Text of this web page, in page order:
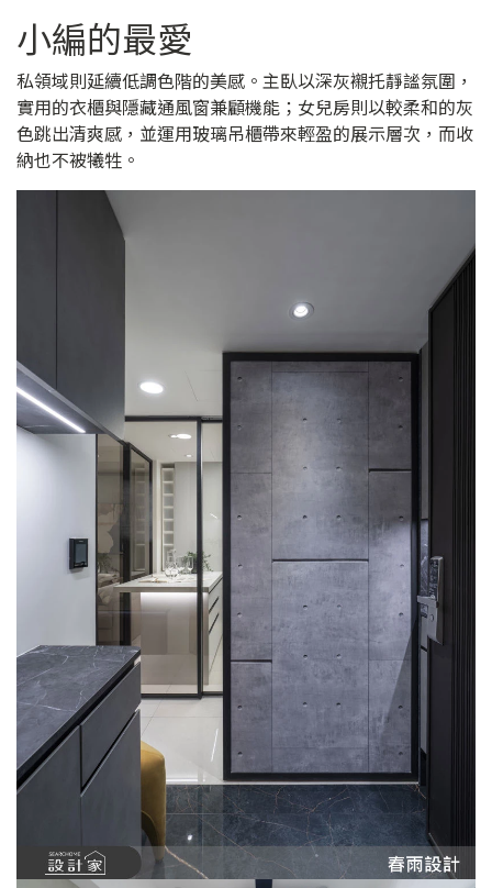
小編的最愛
私領域則延續低調色階的美感。主臥以深灰襯托靜謐氛圍，
實用的衣櫃與隱藏通風窗兼顧機能；女兒房則以較柔和的灰
色跳出清爽感，並運用玻璃吊櫃帶來輕盈的展示層次，而收
納也不被犧牲。